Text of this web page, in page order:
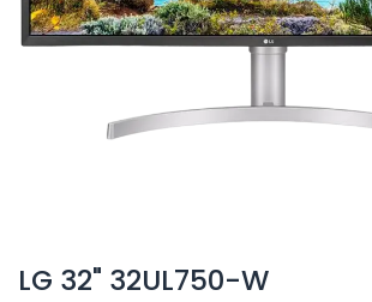
LG 32" 32UL750-W